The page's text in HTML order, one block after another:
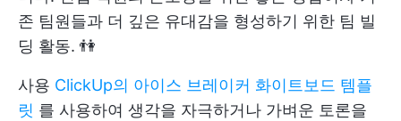
존 팀원들과 더 깊은 유대감을 형성하기 위한 팀 빌
딩 활동. 👫
사용 ClickUp의 아이스 브레이커 화이트보드 템플
릿 를 사용하여 생각을 자극하거나 가벼운 토론을